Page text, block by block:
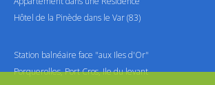
Hôtel de la Pinède dans le Var (83)
Station balnéaire face "aux Iles d'Or"
Porquerolles, Port Cros, Ile du levant